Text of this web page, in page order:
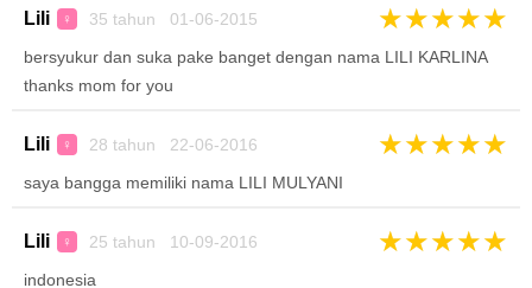
Lili ♀ 35 tahun 01-06-2015 ★★★★★
bersyukur dan suka pake banget dengan nama LILI KARLINA
thanks mom for you
Lili ♀ 28 tahun 22-06-2016 ★★★★★
saya bangga memiliki nama LILI MULYANI
Lili ♀ 25 tahun 10-09-2016 ★★★★★
indonesia